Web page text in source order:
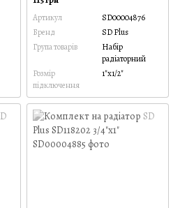
Артикул
SD00004876
Бренд
SD Plus
Група товарів
Набір
радіаторний
Розмір
підключення
1"х1/2"